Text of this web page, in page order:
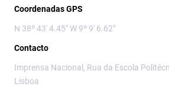
Coordenadas GPS
N 38º 43' 4.45" W 9º 9' 6.62"
Contacto
Imprensa Nacional, Rua da Escola
Lisboa